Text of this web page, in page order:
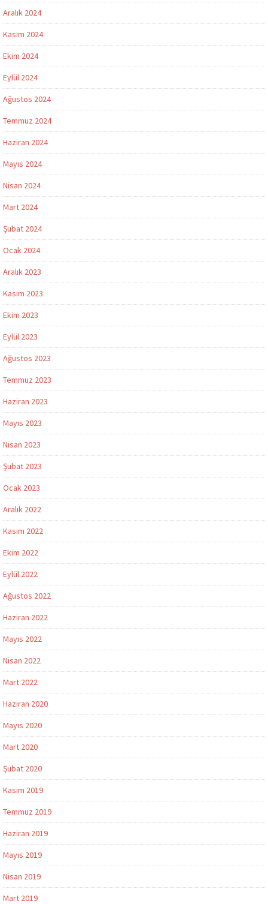
Aralık 2024
Kasım 2024
Ekim 2024
Eylül 2024
Ağustos 2024
Temmuz 2024
Haziran 2024
Mayıs 2024
Nisan 2024
Mart 2024
Şubat 2024
Ocak 2024
Aralık 2023
Kasım 2023
Ekim 2023
Eylül 2023
Ağustos 2023
Temmuz 2023
Haziran 2023
Mayıs 2023
Nisan 2023
Şubat 2023
Ocak 2023
Aralık 2022
Kasım 2022
Ekim 2022
Eylül 2022
Ağustos 2022
Haziran 2022
Mayıs 2022
Nisan 2022
Mart 2022
Haziran 2020
Mayıs 2020
Mart 2020
Şubat 2020
Kasım 2019
Temmuz 2019
Haziran 2019
Mayıs 2019
Nisan 2019
Mart 2019